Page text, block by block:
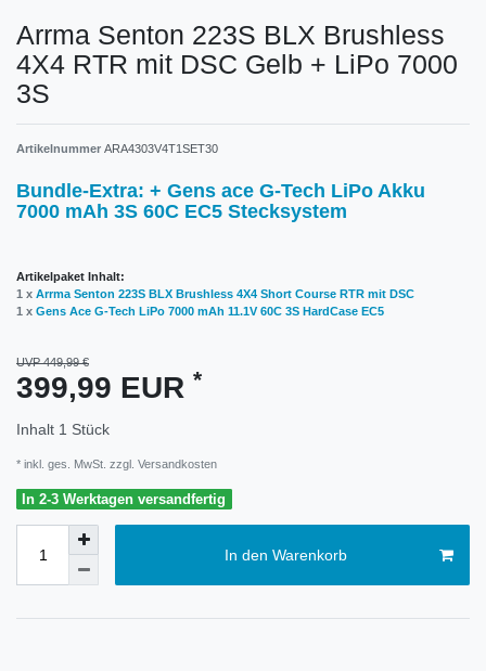
Arrma Senton 223S BLX Brushless
4X4 RTR mit DSC Gelb + LiPo 7000
3S
Artikelnummer ARA4303V4T1SET30
Bundle-Extra: + Gens ace G-Tech LiPo Akku
7000 mAh 3S 60C EC5 Stecksystem
Artikelpaket Inhalt:
1 x Arrma Senton 223S BLX Brushless 4X4 Short Course RTR mit DSC
1 x Gens Ace G-Tech LiPo 7000 mAh 11.1V 60C 3S HardCase EC5
UVP 449,99 €
399,99 EUR *
Inhalt 1 Stück
* inkl. ges. MwSt. zzgl. Versandkosten
In 2-3 Werktagen versandfertig
In den Warenkorb